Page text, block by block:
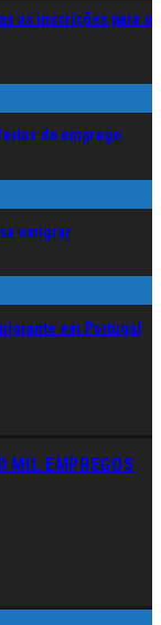
as inscrições para o
de emprego
emigrar
em Portugal
MIL EMPREGOS